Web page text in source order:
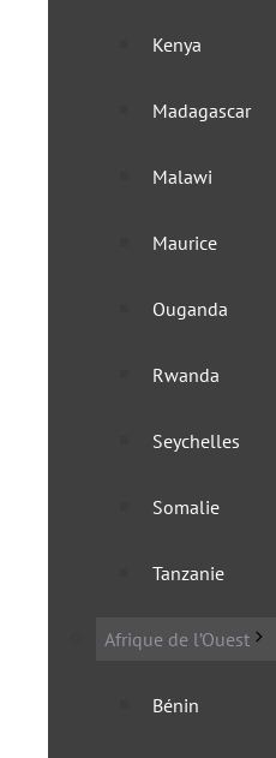
Kenya
Madagascar
Malawi
Maurice
Ouganda
Rwanda
Seychelles
Somalie
Tanzanie
Afrique de l’Ouest
Bénin
Le
19